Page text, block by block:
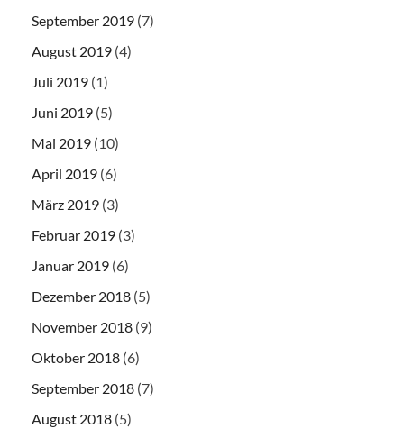
September 2019 (7)
August 2019 (4)
Juli 2019 (1)
Juni 2019 (5)
Mai 2019 (10)
April 2019 (6)
März 2019 (3)
Februar 2019 (3)
Januar 2019 (6)
Dezember 2018 (5)
November 2018 (9)
Oktober 2018 (6)
September 2018 (7)
August 2018 (5)